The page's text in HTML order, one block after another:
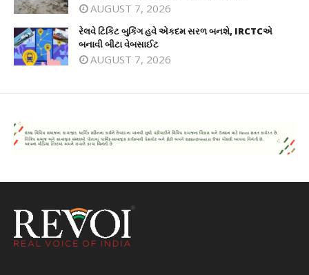
AUGUST 7, 2026
રેલવે ટિકિટ બુકિંગ હવે એકદમ સરળ બનશે, IRCTCએ
બનાવી બીટા વેબસાઈટ
AUGUST 7, 2026